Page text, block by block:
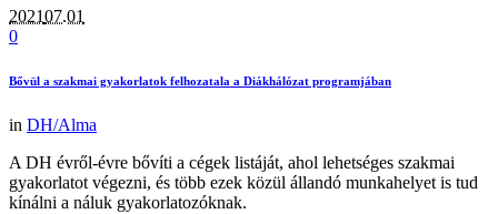
202107.01
0
Bővül a szakmai gyakorlatok felhozatala a Diákhálózat programjában
in DH/Alma
A DH évről-évre bővíti a cégek listáját, ahol lehetséges szakmai
gyakorlatot végezni, és több ezek közül állandó munkahelyet is tud
kínálni a náluk gyakorlatozóknak.